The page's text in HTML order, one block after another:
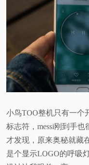
小鸟TOO整机只有一个
标志符，messi刚到手
才发现，原来奥秘就藏
是个显示LOGO的呼吸